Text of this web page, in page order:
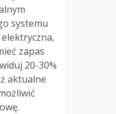
systemu
zapas
20-30%
aktualne